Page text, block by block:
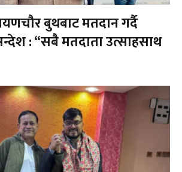
बुथबाट मतदान गर्दै
: “सबै मतदाता उत्साहसाथ